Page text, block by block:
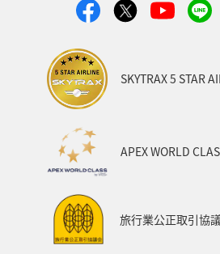
SKYTRAX 5 STAR
APEX WORLD
旅行業公正取引協